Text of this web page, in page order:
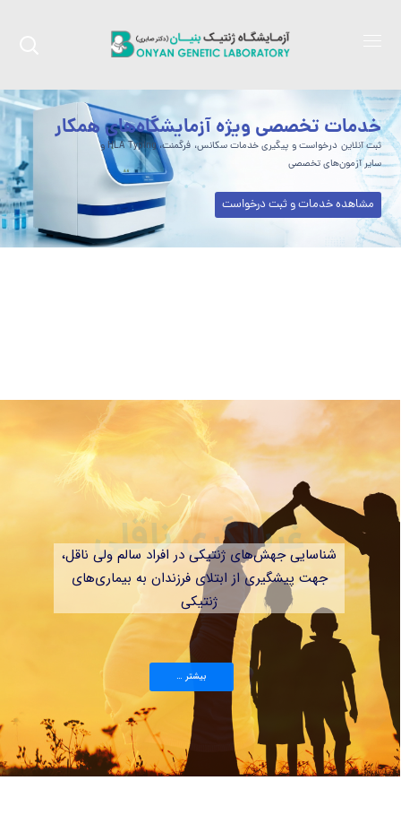
خدمات تخصصی ویژه آزمایشگاه‌های همکار
ثبت آنلاین درخواست و پیگیری خدمات سکانس، فرگمنت، HLA Typing و
سایر آزمون‌های تخصصی
مشاهده خدمات و ثبت درخواست